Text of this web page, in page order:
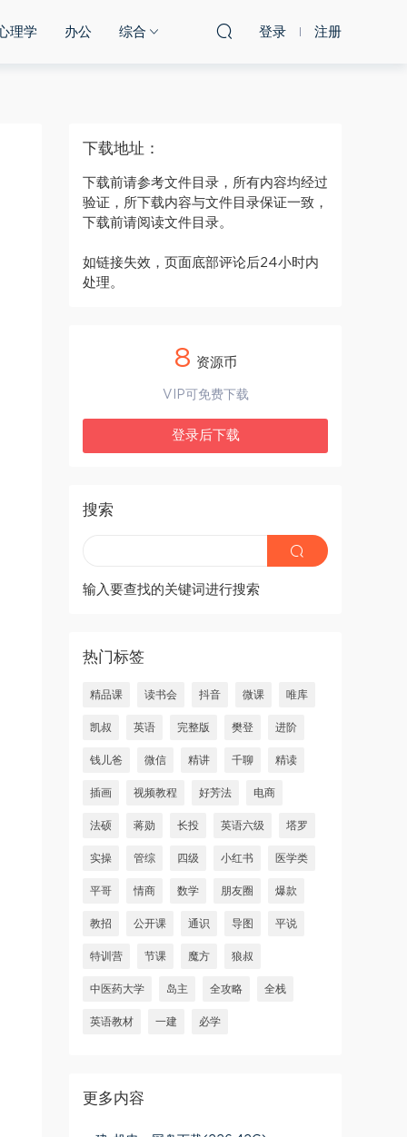
理学 办公 综合 登录 注册
下载地址：
下载前请参考文件目录，所有内容均经过
验证，所下载内容与文件目录保证一致，
下载前请阅读文件目录。
如链接失效，页面底部评论后24小时内
处理。
8 资源币
VIP可免费下载
登录后下载
搜索
输入要查找的关键词进行搜索
热门标签
精品课 读书会 抖音 微课 唯库
凯叔 英语 完整版 樊登 进阶
钱儿爸 微信 精讲 千聊 精读
插画 视频教程 好芳法 电商
法硕 蒋勋 长投 英语六级 塔罗
实操 管综 四级 小红书 医学类
平哥 情商 数学 朋友圈 爆款
教招 公开课 通识 导图 平说
特训营 节课 魔方 狼叔
中医药大学 岛主 全攻略 全栈
英语教材 一建 必学
更多内容